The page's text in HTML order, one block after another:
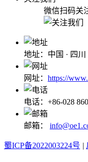
微信扫码关
地址：中国 · 四川
网址： https://
电话：+86-028
邮箱：
蜀ICP备2022003224号 |